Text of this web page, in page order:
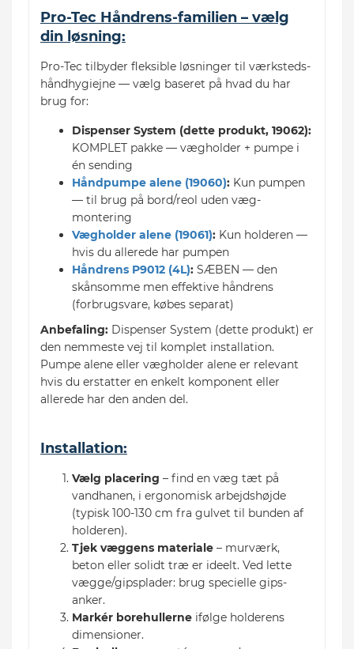
Pro-Tec Håndrens-familien – vælg
din løsning:
Pro-Tec tilbyder fleksible løsninger til værksteds-
håndhygiejne — vælg baseret på hvad du har
brug for:
Dispenser System (dette produkt, 19062):
KOMPLET pakke — vægholder + pumpe i
én sending
Håndpumpe alene (19060): Kun pumpen
— til brug på bord/reol uden væg-
montering
Vægholder alene (19061): Kun holderen —
hvis du allerede har pumpen
Håndrens P9012 (4L): SÆBEN — den
skånsomme men effektive håndrens
(forbrugsvare, købes separat)
Anbefaling: Dispenser System (dette produkt) er
den nemmeste vej til komplet installation.
Pumpe alene eller vægholder alene er relevant
hvis du erstatter en enkelt komponent eller
allerede har den anden del.
Installation:
Vælg placering – find en væg tæt på
vandhanen, i ergonomisk arbejdshøjde
(typisk 100-130 cm fra gulvet til bunden af
holderen).
Tjek væggens materiale – murværk,
beton eller solidt træ er ideelt. Ved lette
vægge/gipsplader: brug specielle gips-
anker.
Markér borehullerne ifølge holderens
dimensioner.